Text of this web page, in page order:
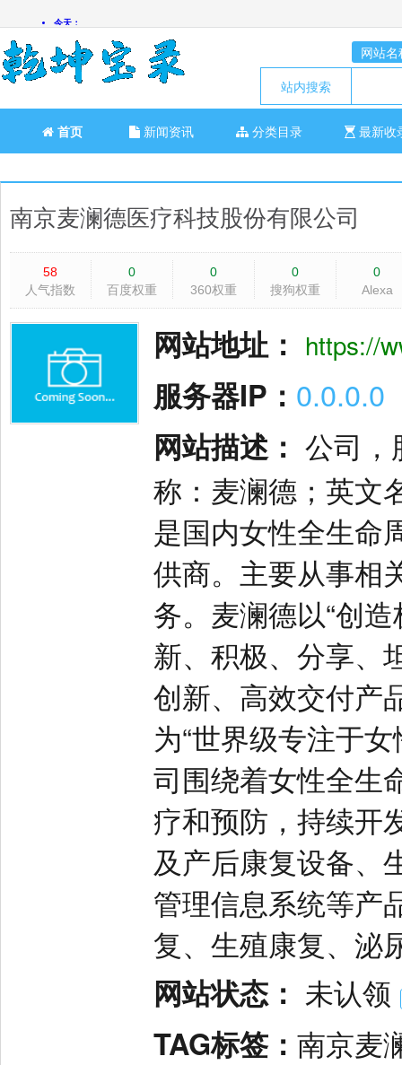
网站名
站内搜索
首页 新闻资讯 分类目录 最新收
南京麦澜德医疗科技股份有限公司
58
人气指数
0
百度权重
0
360权重
0
搜狗权重
0
Alexa
网站地址： https://
服务器IP： 0.0.0.0
网站描述： 公司，
称：麦澜德；英文
是国内女性全生命
供商。主要从事相
务。麦澜德以“创
新、积极、分享、
创新、高效交付产
为“世界级专注于
司围绕着女性全生
疗和预防，持续开
及产后康复设备、
管理信息系统等产
复、生殖康复、泌
网站状态： 未认领
TAG标签： 南京麦